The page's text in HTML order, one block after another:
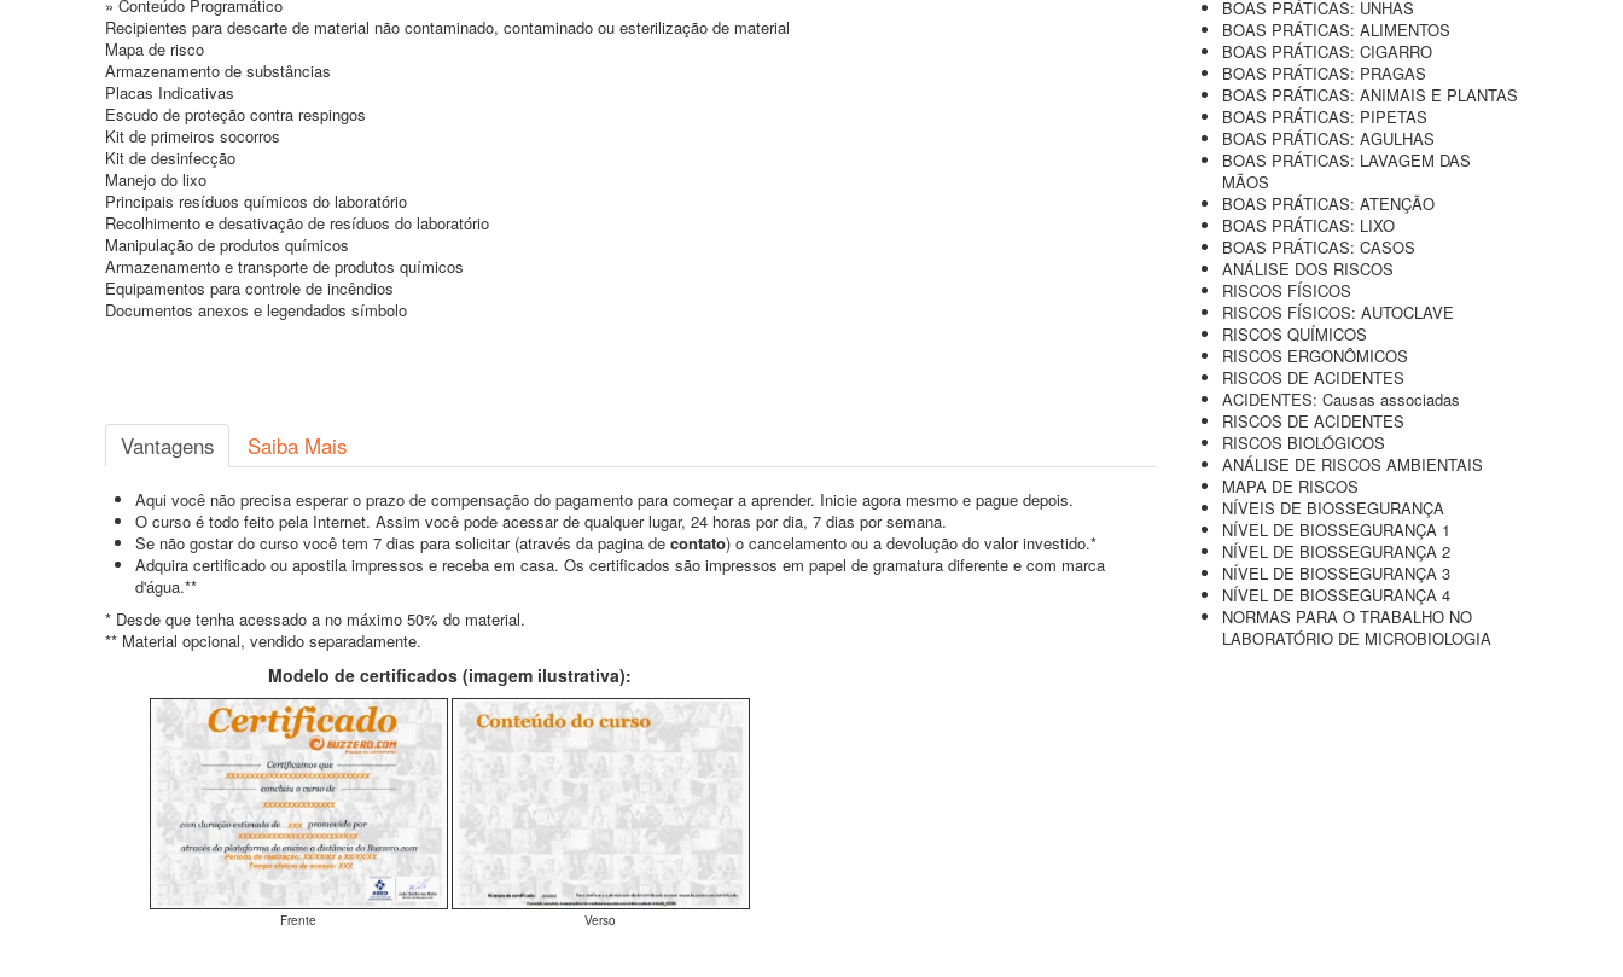
» Conteúdo Programático
Recipientes para descarte de material não contaminado, contaminado ou esterilização de material
Mapa de risco
Armazenamento de substâncias
Placas Indicativas
Escudo de proteção contra respingos
Kit de primeiros socorros
Kit de desinfecção
Manejo do lixo
Principais resíduos químicos do laboratório
Recolhimento e desativação de resíduos do laboratório
Manipulação de produtos químicos
Armazenamento e transporte de produtos químicos
Equipamentos para controle de incêndios
Documentos anexos e legendados símbolo
Vantagens Saiba Mais
Aqui você não precisa esperar o prazo de compensação do pagamento para começar a aprender. Inicie agora mesmo e pague depois.
O curso é todo feito pela Internet. Assim você pode acessar de qualquer lugar, 24 horas por dia, 7 dias por semana.
Se não gostar do curso você tem 7 dias para solicitar (através da pagina de contato) o cancelamento ou a devolução do valor investido.*
Adquira certificado ou apostila impressos e receba em casa. Os certificados são impressos em papel de gramatura diferente e com marca
d'água.**
* Desde que tenha acessado a no máximo 50% do material.
** Material opcional, vendido separadamente.
Modelo de certificados (imagem ilustrativa):
Frente Verso
BOAS PRÁTICAS: UNHAS
BOAS PRÁTICAS: ALIMENTOS
BOAS PRÁTICAS: CIGARRO
BOAS PRÁTICAS: PRAGAS
BOAS PRÁTICAS: ANIMAIS E PLANTAS
BOAS PRÁTICAS: PIPETAS
BOAS PRÁTICAS: AGULHAS
BOAS PRÁTICAS: LAVAGEM DAS
MÃOS
BOAS PRÁTICAS: ATENÇÃO
BOAS PRÁTICAS: LIXO
BOAS PRÁTICAS: CASOS
ANÁLISE DOS RISCOS
RISCOS FÍSICOS
RISCOS FÍSICOS: AUTOCLAVE
RISCOS QUÍMICOS
RISCOS ERGONÔMICOS
RISCOS DE ACIDENTES
ACIDENTES: Causas associadas
RISCOS DE ACIDENTES
RISCOS BIOLÓGICOS
ANÁLISE DE RISCOS AMBIENTAIS
MAPA DE RISCOS
NÍVEIS DE BIOSSEGURANÇA
NÍVEL DE BIOSSEGURANÇA 1
NÍVEL DE BIOSSEGURANÇA 2
NÍVEL DE BIOSSEGURANÇA 3
NÍVEL DE BIOSSEGURANÇA 4
NORMAS PARA O TRABALHO NO
LABORATÓRIO DE MICROBIOLOGIA